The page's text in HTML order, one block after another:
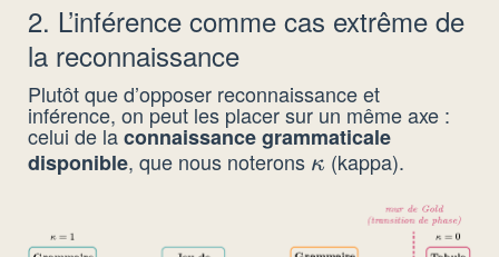
2. L’inférence comme cas extrême de
la reconnaissance
Plutôt que d’opposer reconnaissance et
inférence, on peut les placer sur un même axe :
celui de laconnaissance grammaticale
disponible, que nous noterons \kappa
κ (kappa).